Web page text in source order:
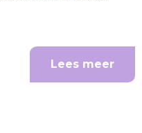
Lees meer